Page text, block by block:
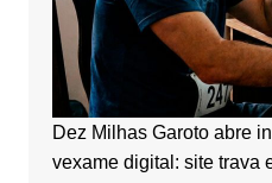
Dez Milhas Garoto abre
vexame digital: site trava